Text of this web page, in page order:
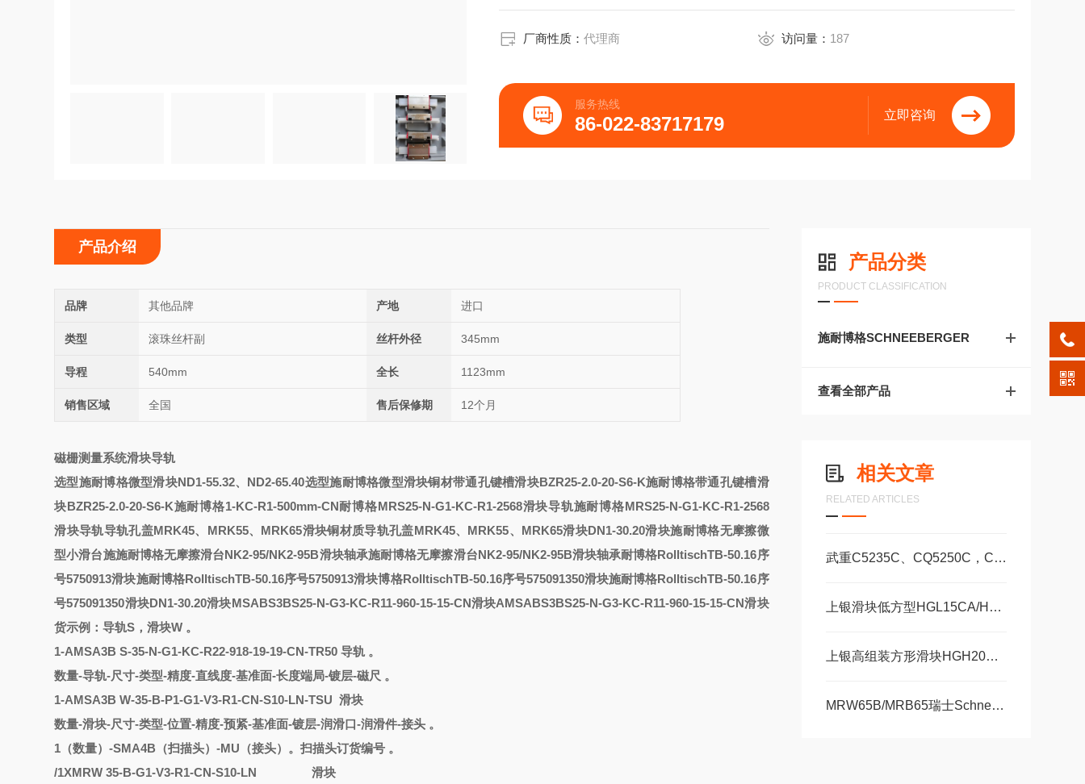
厂商性质：代理商 访问量： 187
服务热线
86-022-83717179 立即咨询
产品分类
PRODUCT CLASSIFICATION
施耐博格SCHNEEBERGER
查看全部产品
相关文章
RELATED ARTICLES
武重C5235C、CQ5250C，C5250数控立式车床直线运动滑块WEH35CA/WEW35CC
上银滑块低方型HGL15CA/HA，HGL25CA/HA
上银高组装方形滑块HGH20CA、HGH25CA
MRW65B/MRB65瑞士Schneeberger施耐博格滑块 导轨
产品介绍
品牌 其他品牌 产地 进口
类型 滚珠丝杆副 丝杆外径 345mm
导程 540mm 全长 1123mm
销售区域 全国 售后保修期 12个月
磁栅测量系统滑块导轨
选型施耐博格微型滑块ND1-55.32、ND2-65.40选型施耐博格微型滑块铜材带通孔键槽滑块BZR25-2.0-20-S6-K施耐博格带通孔键槽滑
块BZR25-2.0-20-S6-K施耐博格1-KC-R1-500mm-CN耐博格MRS25-N-G1-KC-R1-2568滑块导轨施耐博格MRS25-N-G1-KC-R1-2568
滑块导轨导轨孔盖MRK45、MRK55、MRK65滑块铜材质导轨孔盖MRK45、MRK55、MRK65滑块DN1-30.20滑块施耐博格无摩擦微
型小滑台施施耐博格无摩擦滑台NK2-95/NK2-95B滑块轴承施耐博格无摩擦滑台NK2-95/NK2-95B滑块轴承耐博格RolltischTB-50.16序
号5750913滑块施耐博格RolltischTB-50.16序号5750913滑块博格RolltischTB-50.16序号575091350滑块施耐博格RolltischTB-50.16序
号575091350滑块DN1-30.20滑块MSABS3BS25-N-G3-KC-R11-960-15-15-CN滑块AMSABS3BS25-N-G3-KC-R11-960-15-15-CN滑块
货示例：导轨S，滑块W 。
1-AMSA3B S-35-N-G1-KC-R22-918-19-19-CN-TR50 导轨 。
数量-导轨-尺寸-类型-精度-直线度-基准面-长度端局-镀层-磁尺 。
1-AMSA3B W-35-B-P1-G1-V3-R1-CN-S10-LN-TSU 滑块
数量-滑块-尺寸-类型-位置-精度-预紧-基准面-镀层-润滑口-润滑件-接头 。
1（数量）-SMA4B（扫描头）-MU（接头）。扫描头订货编号 。
/1XMRW 35-B-G1-V3-R1-CN-S10-LN
滑块